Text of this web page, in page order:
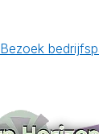
Bezoek